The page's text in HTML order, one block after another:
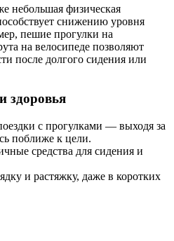
небольшая физическая
снижению уровня
пешие прогулки на
на велосипеде позволяют
после долгого сидения или
здоровья
с прогулками — выходя за
поближе к цели.
средства для сидения и
и растяжку, даже в коротких